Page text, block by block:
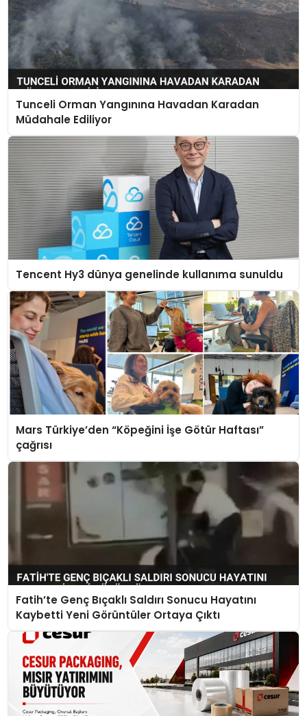
Tunceli Orman Yangınına Havadan Karadan
Müdahale Ediliyor
Tencent Hy3 dünya genelinde kullanıma sunuldu
Mars Türkiye’den “Köpeğini İşe Götür Haftası”
çağrısı
Fatih’te Genç Bıçaklı Saldırı Sonucu Hayatını
Kaybetti Yeni Görüntüler Ortaya Çıktı